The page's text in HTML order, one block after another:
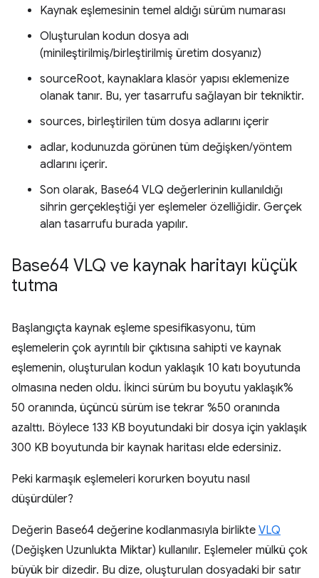
Kaynak eşlemesinin temel aldığı sürüm numarası
Oluşturulan kodun dosya adı
(minileştirilmiş/birleştirilmiş üretim dosyanız)
sourceRoot, kaynaklara klasör yapısı eklemenize
olanak tanır. Bu, yer tasarrufu sağlayan bir tekniktir.
sources, birleştirilen tüm dosya adlarını içerir
adlar, kodunuzda görünen tüm değişken/yöntem
adlarını içerir.
Son olarak, Base64 VLQ değerlerinin kullanıldığı
sihrin gerçekleştiği yer eşlemeler özelliğidir. Gerçek
alan tasarrufu burada yapılır.
Base64 VLQ ve kaynak haritayı küçük
tutma
Başlangıçta kaynak eşleme spesifikasyonu, tüm
eşlemelerin çok ayrıntılı bir çıktısına sahipti ve kaynak
eşlemenin, oluşturulan kodun yaklaşık 10 katı boyutunda
olmasına neden oldu. İkinci sürüm bu boyutu yaklaşık%
50 oranında, üçüncü sürüm ise tekrar %50 oranında
azalttı. Böylece 133 KB boyutundaki bir dosya için yaklaşık
300 KB boyutunda bir kaynak haritası elde edersiniz.
Peki karmaşık eşlemeleri korurken boyutu nasıl
düşürdüler?
Değerin Base64 değerine kodlanmasıyla birlikte VLQ
(Değişken Uzunlukta Miktar) kullanılır. Eşlemeler mülkü çok
büyük bir dizedir. Bu dize, oluşturulan dosyadaki bir satır